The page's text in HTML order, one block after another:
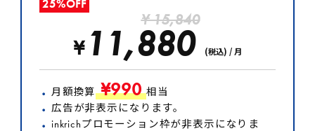
25%OFF
¥
¥ 15,840
11,880 (税込) / 月
月額換算 ¥990 相当
広告が非表示になります。
inkrichプロモーション枠が非表示になりま